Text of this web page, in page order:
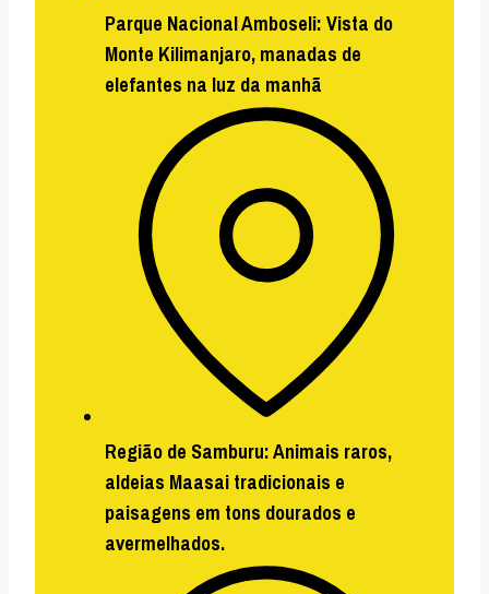
Parque Nacional Amboseli: Vista do
Monte Kilimanjaro, manadas de
elefantes na luz da manhã
Região de Samburu:Animais raros,
aldeias Maasai tradicionais e
paisagens em tons dourados e
avermelhados.